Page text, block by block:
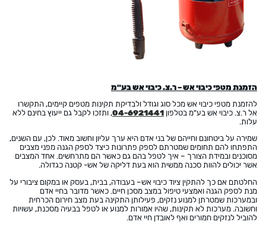
הזמנת מטפי כיבוי אש – ר.צ. כיבוי אש בע"מ
להזמנת מטפי כיבוי אש מכל סוג וגודל ולבדיקת תקינות מטפים קיימים, התקשרו
אל ר.צ. כיבוי אש בע"מ בטלפון 04-6921441, ותזכו לקבל גם ייעוץ בחינם ללא
עלות.
שמירה על ביטחונם וחייהם של בני אדם היא ערך עליון וחשוב מאוד. לכן, עם השנים,
התפתחו להם תחומים שמטרתם לספק פתרונות כיצד לספק הגנה מפני מצבים
מסוכנים ובמידת הצורך – איך לטפל בהם גם כאשר הם מתרחשים. אחד המצבים
אשר יכולים להוות סכנה ממשית הוא בעת דליקה של אש- קטנה כגדולה.
החלטתם אם כך להתקין ציוד כיבוי אש– בעבודה, בבית, בעסק או במקום ציבורי על
מנת לספק הגנה ואמצעי טיפול במצב מסכן חיים. כאשר מדובר בחיי אדם
ובמערכות שמטרתן למנוע נזקים, פעילותן התקינה בעת מצב חירום הכרחית
וחשובה. מערכות לא תקינות, שהיו אמורות למנוע או לטפל בבעיה מסכנת, עשויות
להוביל לנזקים חמורים ואף לאובדן חיי אדם.